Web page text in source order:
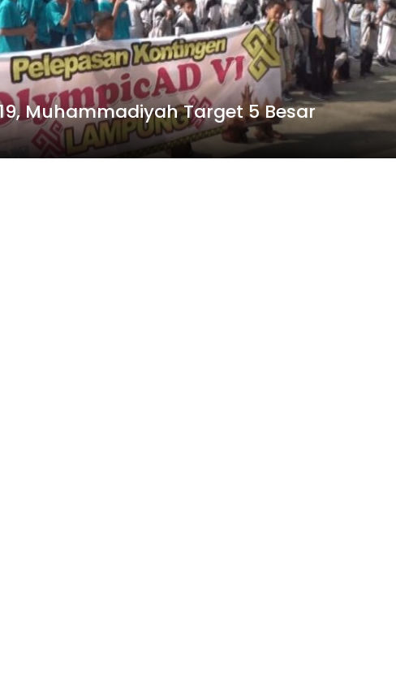
Muhammadiyah Target 5 Besar